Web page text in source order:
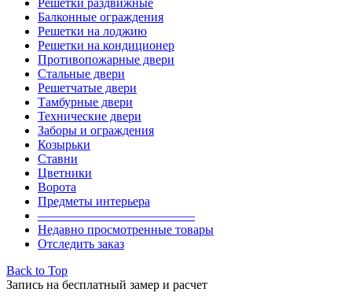
Балконные ограждения
Решетки на лоджию
Решетки на кондиционер
Противопожарные двери
Стальные двери
Решетчатые двери
Тамбурные двери
Технические двери
Заборы и ограждения
Козырьки
Ставни
Цветники
Ворота
Предметы интерьера
————————————–
Недавно просмотренные товары
Отследить заказ
Back to Top
Запись на бесплатный замер и расчет